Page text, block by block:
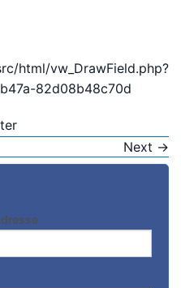
html/vw_DrawField.php?
82d08b48c70d
Next →